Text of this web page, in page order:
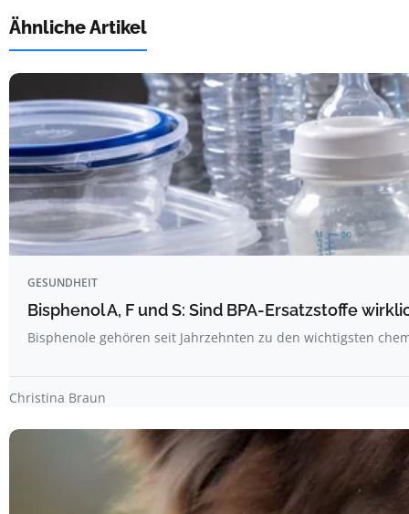
Ähnliche Artikel
GESUNDHEIT
Bisphenol A, F und S: Sind BPA-Ersatzstoffe
Bisphenole gehören seit Jahrzehnten zu den wichtigsten
Christina Braun